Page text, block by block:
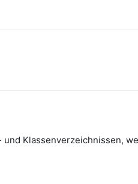
Klassenverzeichnissen,